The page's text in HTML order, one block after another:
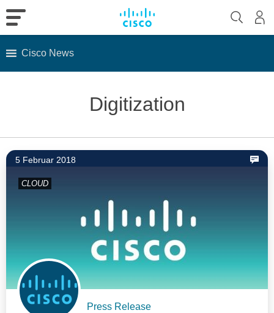
Cisco News
Digitization
5 Februar 2018
CLOUD
Press Release